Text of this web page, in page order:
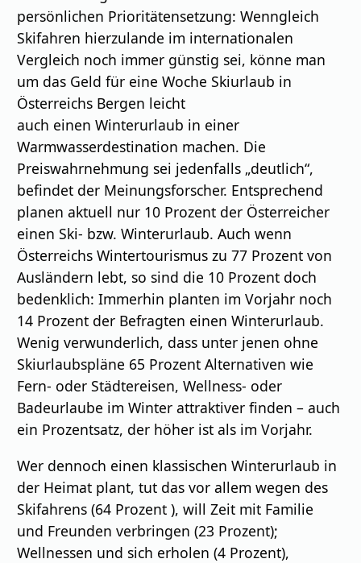
persönlichen Prioritätensetzung: Wenngleich
Skifahren hierzulande im internationalen
Vergleich noch immer günstig sei, könne man
um das Geld für eine Woche Skiurlaub in
Österreichs Bergen leicht
auch einen Winterurlaub in einer
Warmwasserdestination machen. Die
Preiswahrnehmung sei jedenfalls „deutlich“,
befindet der Meinungsforscher. Entsprechend
planen aktuell nur 10 Prozent der Österreicher
einen Ski- bzw. Winterurlaub. Auch wenn
Österreichs Wintertourismus zu 77 Prozent von
Ausländern lebt, so sind die 10 Prozent doch
bedenklich: Immerhin planten im Vorjahr noch
14 Prozent der Befragten einen Winterurlaub.
Wenig verwunderlich, dass unter jenen ohne
Skiurlaubspläne 65 Prozent Alternativen wie
Fern- oder Städtereisen, Wellness- oder
Badeurlaube im Winter attraktiver finden – auch
ein Prozentsatz, der höher ist als im Vorjahr.
Wer dennoch einen klassischen Winterurlaub in
der Heimat plant, tut das vor allem wegen des
Skifahrens (64 Prozent ), will Zeit mit Familie
und Freunden verbringen (23 Prozent);
Wellnessen und sich erholen (4 Prozent),